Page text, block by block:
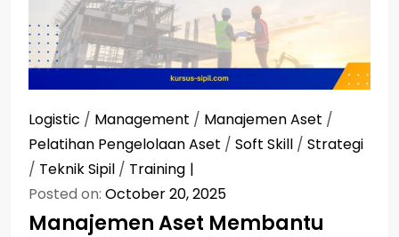
Logistic / Management / Manajemen Aset /
Pelatihan Pengelolaan Aset / Soft Skill / Strategi
/ Teknik Sipil / Training
Posted on: October 20, 2025
Manajemen Aset Membantu